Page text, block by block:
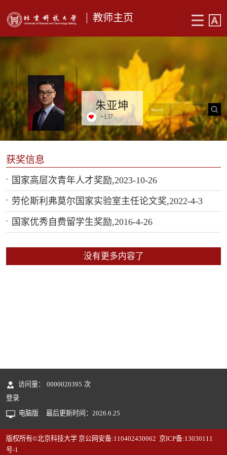
教师主页
朱亚坤
+137
获奖信息
国家高层次青年人才奖励,2023-10-26
劳伦斯利弗莫尔国家实验室主任论文奖,2022-4-3
国家优秀自费留学生奖励,2016-4-26
没有更多内容了
访问量： 0000020395 次
登录
电脑版
最后更新时间： 2026.6.25
版权所有©北京科技大学 京公网安备:110402430062 京ICP备:13030111
号-1